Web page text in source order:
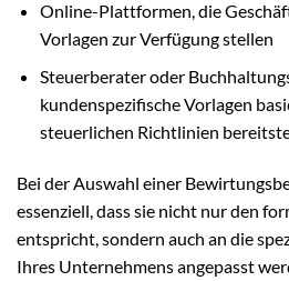
Online-Plattformen, die
Vorlagen zur Verfügung stellen
Steuerberater oder
kundenspezifische Vorlagen
steuerlichen Richtlinien
Bei der Auswahl einer
essenziell, dass sie nicht nur den
entspricht, sondern auch an die
Ihres Unternehmens angepasst